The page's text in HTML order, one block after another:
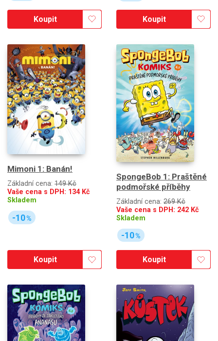
Koupit Koupit
Mimoni 1: Banán!
Základní cena: 149 Kč
Vaše cena s DPH: 134Kč
Skladem
-10%
Koupit
SpongeBob 1: Praštěné
podmořské příběhy
Základní cena: 269 Kč
Vaše cena s DPH: 242 Kč
Skladem
-10%
Koupit